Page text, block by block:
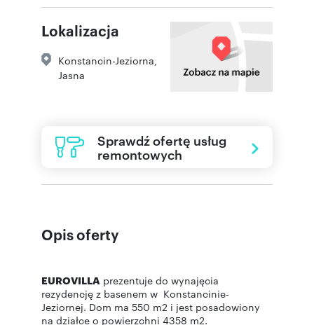
Lokalizacja
Konstancin-Jeziorna
Jasna
Sprawdź ofertę usług
remontowych
Opis oferty
EUROVILLA prezentuje do wynajęcia
rezydencję z basenem w Konstancinie-
Jeziornej. Dom ma 550 m2 i jest posadowiony
na działce o powierzchni 4358 m2.